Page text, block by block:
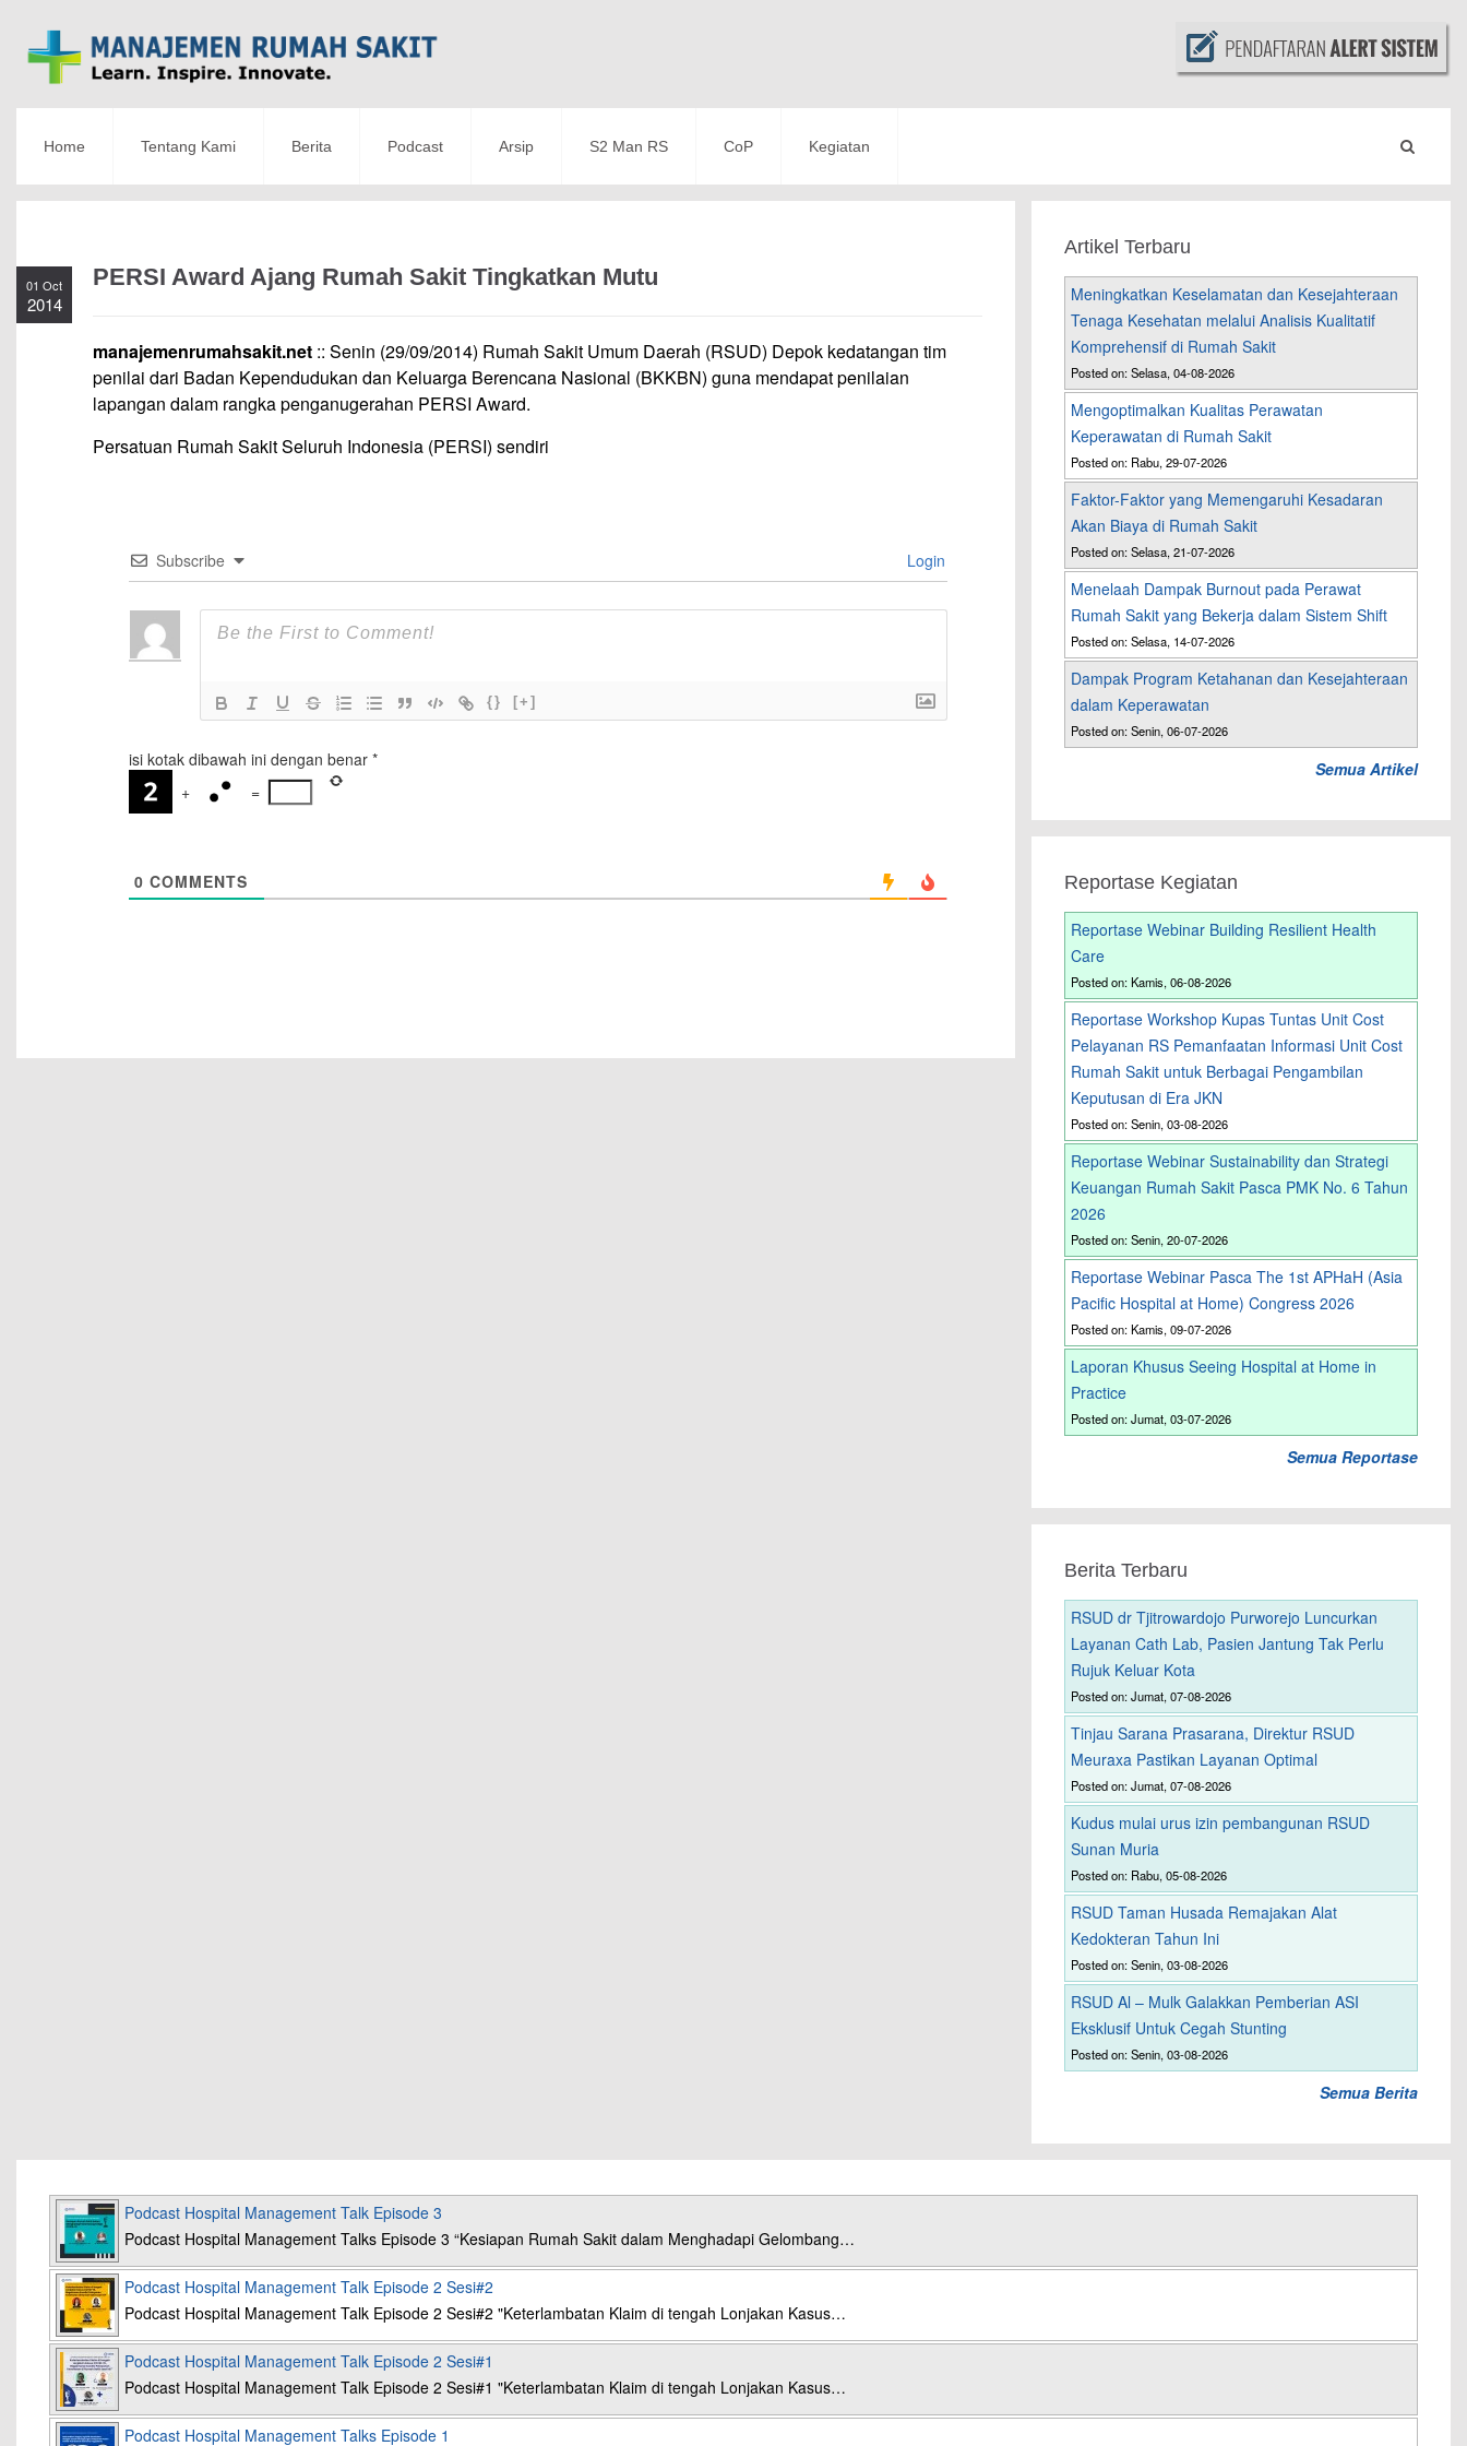
Home Tentang Kami Berita Podcast Arsip S2 Man RS CoP Kegiatan
01 Oct
2014
PERSI Award Ajang Rumah Sakit Tingkatkan Mutu
manajemenrumahsakit.net :: Senin (29/09/2014) Rumah Sakit Umum Daerah (RSUD) Depok kedatangan tim
penilai dari Badan Kependudukan dan Keluarga Berencana Nasional (BKKBN) guna mendapat penilaian
lapangan dalam rangka penganugerahan PERSI Award.
Persatuan Rumah Sakit Seluruh Indonesia (PERSI) sendiri
Subscribe Login
{} [+]
isi kotak dibawah ini dengan benar*
+
=
0 COMMENTS
Artikel Terbaru
Meningkatkan Keselamatan dan Kesejahteraan
Tenaga Kesehatan melalui Analisis Kualitatif
Komprehensif di Rumah Sakit
Posted on: Selasa, 04-08-2026
Mengoptimalkan Kualitas Perawatan
Keperawatan di Rumah Sakit
Posted on: Rabu, 29-07-2026
Faktor-Faktor yang Memengaruhi Kesadaran
Akan Biaya di Rumah Sakit
Posted on: Selasa, 21-07-2026
Menelaah Dampak Burnout pada Perawat
Rumah Sakit yang Bekerja dalam Sistem Shift
Posted on: Selasa, 14-07-2026
Dampak Program Ketahanan dan Kesejahteraan
dalam Keperawatan
Posted on: Senin, 06-07-2026
Semua Artikel
Reportase Kegiatan
Reportase Webinar Building Resilient Health
Care
Posted on: Kamis, 06-08-2026
Reportase Workshop Kupas Tuntas Unit Cost
Pelayanan RS Pemanfaatan Informasi Unit Cost
Rumah Sakit untuk Berbagai Pengambilan
Keputusan di Era JKN
Posted on: Senin, 03-08-2026
Reportase Webinar Sustainability dan Strategi
Keuangan Rumah Sakit Pasca PMK No. 6 Tahun
2026
Posted on: Senin, 20-07-2026
Reportase Webinar Pasca The 1st APHaH (Asia
Pacific Hospital at Home) Congress 2026
Posted on: Kamis, 09-07-2026
Laporan Khusus Seeing Hospital at Home in
Practice
Posted on: Jumat, 03-07-2026
Semua Reportase
Berita Terbaru
RSUD dr Tjitrowardojo Purworejo Luncurkan
Layanan Cath Lab, Pasien Jantung Tak Perlu
Rujuk Keluar Kota
Posted on: Jumat, 07-08-2026
Tinjau Sarana Prasarana, Direktur RSUD
Meuraxa Pastikan Layanan Optimal
Posted on: Jumat, 07-08-2026
Kudus mulai urus izin pembangunan RSUD
Sunan Muria
Posted on: Rabu, 05-08-2026
RSUD Taman Husada Remajakan Alat
Kedokteran Tahun Ini
Posted on: Senin, 03-08-2026
RSUD Al – Mulk Galakkan Pemberian ASI
Eksklusif Untuk Cegah Stunting
Posted on: Senin, 03-08-2026
Semua Berita
Podcast Hospital Management Talk Episode 3
Podcast Hospital Management Talks Episode 3 “Kesiapan Rumah Sakit dalam Menghadapi Gelombang…
Podcast Hospital Management Talk Episode 2 Sesi#2
Podcast Hospital Management Talk Episode 2 Sesi#2 "Keterlambatan Klaim di tengah Lonjakan Kasus…
Podcast Hospital Management Talk Episode 2 Sesi#1
Podcast Hospital Management Talk Episode 2 Sesi#1 "Keterlambatan Klaim di tengah Lonjakan Kasus…
Podcast Hospital Management Talks Episode 1